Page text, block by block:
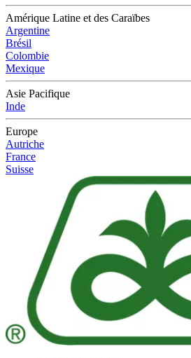
Amérique Latine et des Caraïbes
Argentine
Brésil
Colombie
Mexique
Asie Pacifique
Inde
Europe
Autriche
France
Suisse